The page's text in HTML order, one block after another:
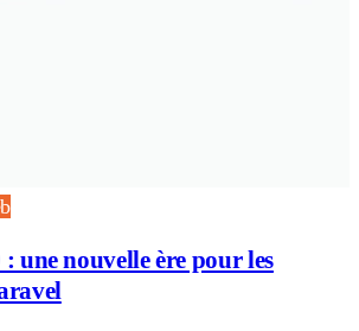
une nouvelle ère pour les